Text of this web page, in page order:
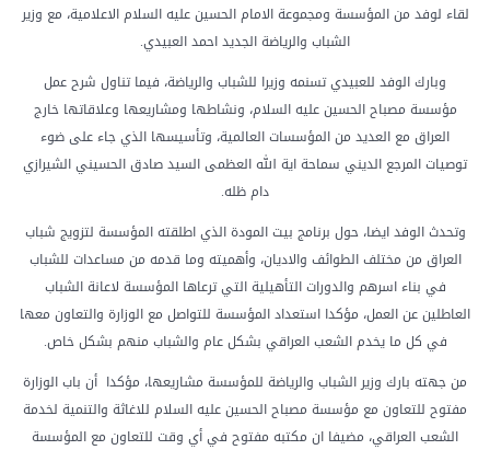
لقاء لوفد من المؤسسة ومجموعة الامام الحسين عليه السلام الاعلامية، مع وزير
الشباب والرياضة الجديد احمد العبيدي.
وبارك الوفد للعبيدي تسنمه وزيرا للشباب والرياضة، فيما تناول شرح عمل
مؤسسة مصباح الحسين عليه السلام، ونشاطها ومشاريعها وعلاقاتها خارج
العراق مع العديد من المؤسسات العالمية، وتأسيسها الذي جاء على ضوء
توصيات المرجع الديني سماحة اية الله العظمى السيد صادق الحسيني الشيرازي
دام ظله.
وتحدث الوفد ايضا، حول برنامج بيت المودة الذي اطلقته المؤسسة لتزويج شباب
العراق من مختلف الطوائف والاديان، وأهميته وما قدمه من مساعدات للشباب
في بناء اسرهم والدورات التأهيلية التي ترعاها المؤسسة لاعانة الشباب
العاطلين عن العمل، مؤكدا استعداد المؤسسة للتواصل مع الوزارة والتعاون معها
في كل ما يخدم الشعب العراقي بشكل عام والشباب منهم بشكل خاص.
من جهته بارك وزير الشباب والرياضة للمؤسسة مشاريعها، مؤكدا أن باب الوزارة
مفتوح للتعاون مع مؤسسة مصباح الحسين عليه السلام للاغاثة والتنمية لخدمة
الشعب العراقي، مضيفا ان مكتبه مفتوح في أي وقت للتعاون مع المؤسسة